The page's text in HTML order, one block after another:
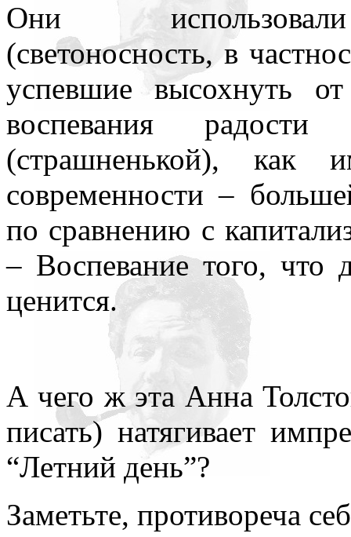
Они использовали
(светоносность, в
успевшие высохнуть
воспевания
(страшненькой), как
современности –
по сравнению с
– Воспевание того, что
ценится.
А чего ж эта Анна
писать) натягивает
“Летний день”?
Заметьте, противореча